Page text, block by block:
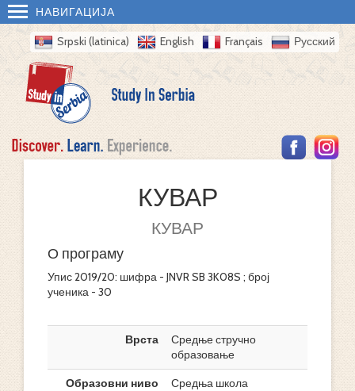
НАВИГАЦИЈА
Srpski (latinica) English Français Русский
КУВАР
КУВАР
О програму
Упис 2019/20: шифра - JNVR SB 3K08S ; број
ученика - 30
Врста
Средње стручно
образовање
Образовни ниво
Средња школа